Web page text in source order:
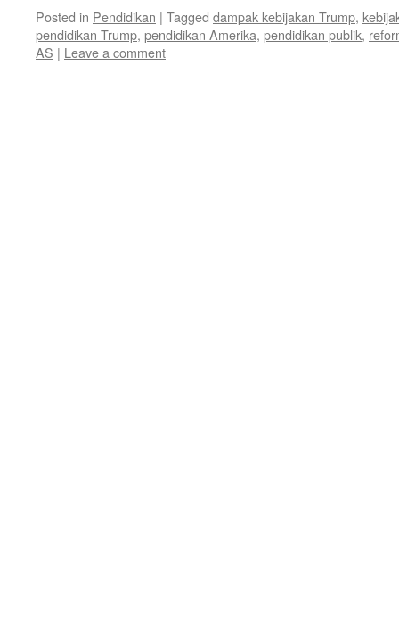
Posted in Pendidikan | Tagged dampak kebijakan Trump,
pendidikan Trump, pendidikan Amerika, pendidikan publik,
AS | Leave a comment